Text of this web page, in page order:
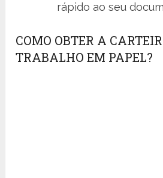
rápido ao seu
COMO OBTER A
TRABALHO EM PAPEL?